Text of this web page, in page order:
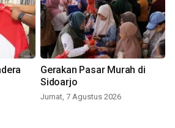
Gerakan Pasar Murah di
Sidoarjo
Jumat, 7 Agustus 2026